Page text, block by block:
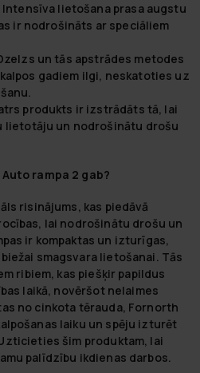
Intensīva lietošana prasa augstu
ir nodrošināts ar speciāliem
un tās apstrādes metodes
gadiem ilgi, neskatoties uz
produkts ir izstrādāts tā, lai
lietotāju un nodrošinātu drošu
rampa 2 gab?
risinājums, kas piedāvā
lai nodrošinātu drošu un
ir kompaktas un izturīgas,
smagsvara lietošanai. Tās
ribiem, kas piešķir papildus
laikā, novēršot nelaimes
no cinkota tērauda, Fornorth
laiku un spēju izturēt
šim produktam, lai
palīdzību ikdienas darbos.